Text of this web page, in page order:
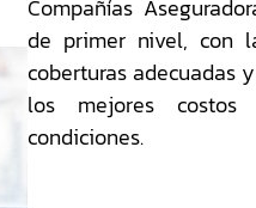
Compañías
de primer nivel, con
coberturas adecuadas
los mejores
condiciones.